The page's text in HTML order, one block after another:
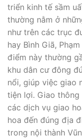
triển kinh tế sầm
thường nằm ở
như trên các trục
hay Bình Giã,
điểm này thường
khu dân cư đông
nổi, giúp việc giao
tiện lợi. Giao
các dịch vụ giao
hoa đến đúng địa
trong nội thành